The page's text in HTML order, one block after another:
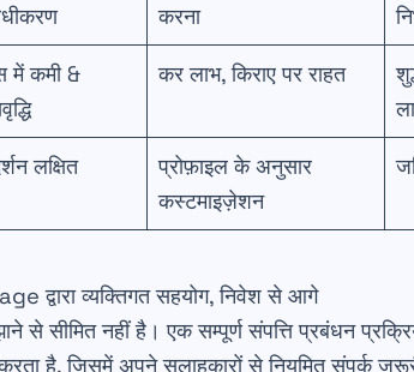
करना
में कमी &
कर लाभ, किराए पर राहत
लक्षित
प्रोफ़ाइल के अनुसार
कस्टमाइज़ेशन
द्वारा व्यक्तिगत सहयोग, निवेश से आगे
से सीमित नहीं है। एक सम्पूर्ण संपत्ति प्रबंधन
करता है, जिसमें अपने सलाहकारों से नियमित संपर्क